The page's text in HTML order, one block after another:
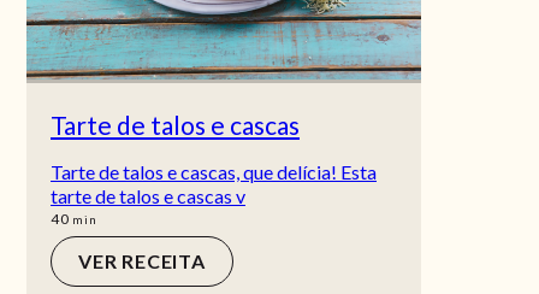
Tarte de talos e cascas
Tarte de talos e cascas, que delícia! Esta
tarte de talos e cascas v
40min
min
VER RECEITA